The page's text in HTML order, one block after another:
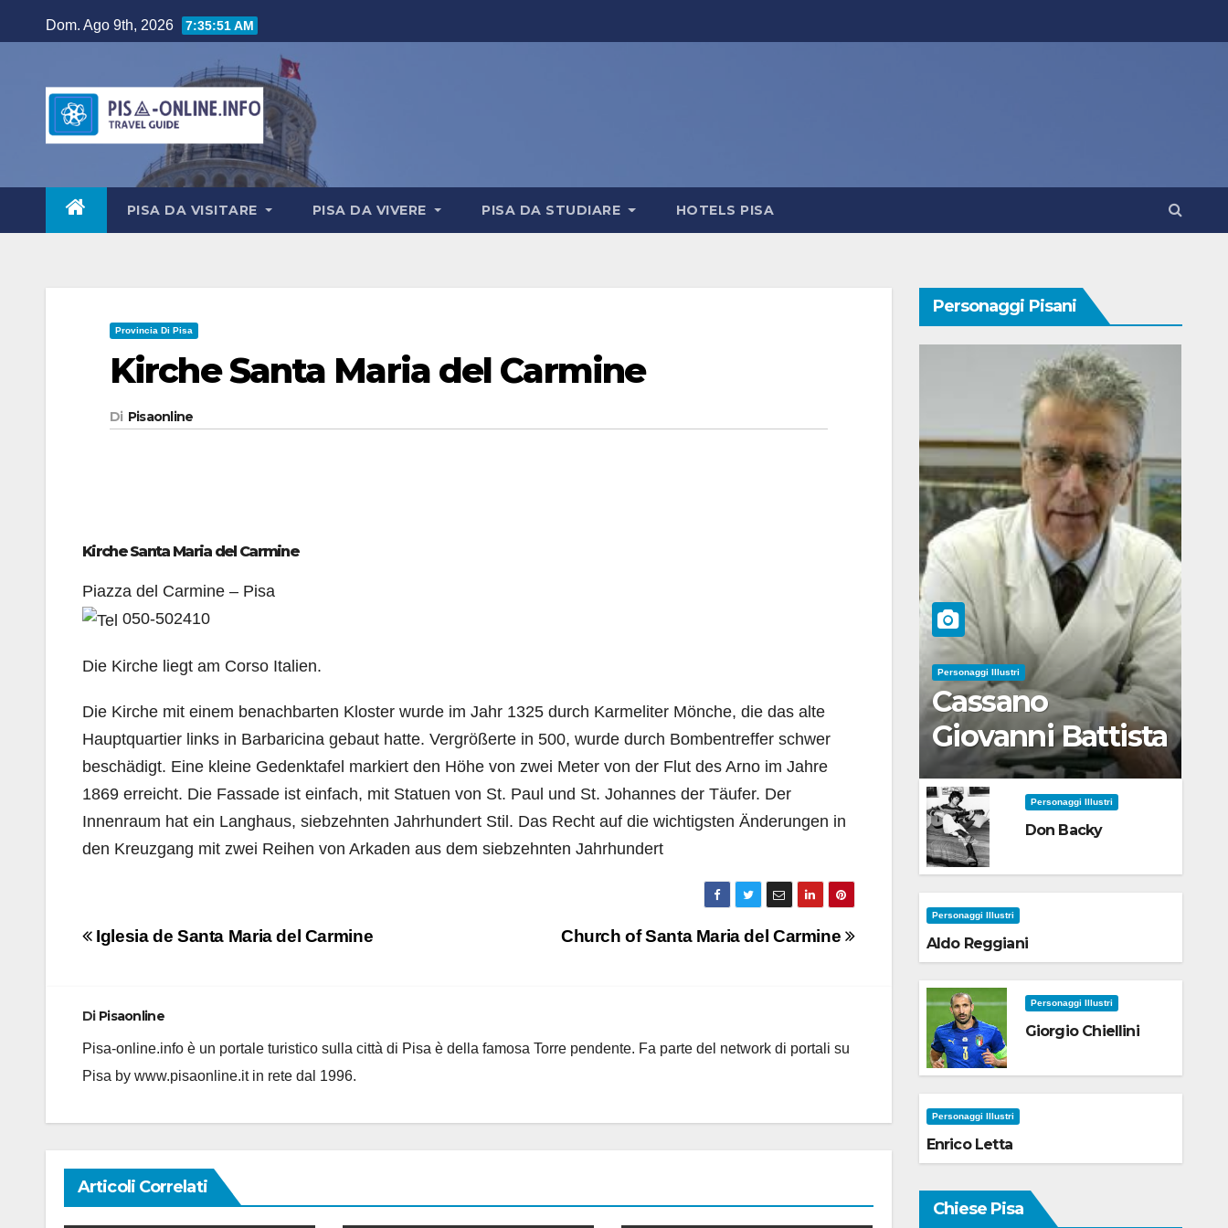
al
Dom. Ago 9th, 2026 7:35:52 AM
PISA DA VISITARE PISA DA VIVERE PISA DA STUDIARE HOTELS PISA
Provincia Di Pisa
Kirche Santa Maria del Carmine
Di Pisaonline
Kirche Santa Maria del Carmine
Piazza del Carmine – Pisa
050-502410
Die Kirche liegt am Corso Italien.
Die Kirche mit einem benachbarten Kloster wurde im Jahr 1325 durch Karmeliter Mönche, die das alte
Hauptquartier links in Barbaricina gebaut hatte. Vergrößerte in 500, wurde durch Bombentreffer schwer
beschädigt. Eine kleine Gedenktafel markiert den Höhe von zwei Meter von der Flut des Arno im Jahre
1869 erreicht. Die Fassade ist einfach, mit Statuen von St. Paul und St. Johannes der Täufer. Der
Innenraum hat ein Langhaus, siebzehnten Jahrhundert Stil. Das Recht auf die wichtigsten Änderungen in
den Kreuzgang mit zwei Reihen von Arkaden aus dem siebzehnten Jahrhundert
Navigazione
Church of Santa Maria del Carmine
Iglesia de Santa Maria del Carmine
Di Pisaonline
Pisa-online.info è un portale turistico sulla città di Pisa è della famosa Torre pendente. Fa parte del network di portali su
Pisa by www.pisaonline.it in rete dal 1996.
Articoli Correlati
Personaggi Pisani
Personaggi Illustri
Cassano
Giovanni Battista
Personaggi Illustri
Don Backy
Personaggi Illustri
Aldo Reggiani
Personaggi Illustri
Giorgio Chiellini
Personaggi Illustri
Enrico Letta
Chiese Pisa